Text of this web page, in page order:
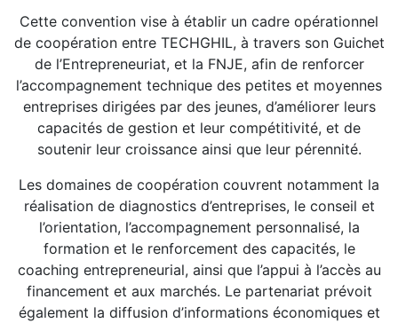
Cette convention vise à établir un cadre opérationnel
de coopération entre TECHGHIL, à travers son Guichet
de l’Entrepreneuriat, et la FNJE, afin de renforcer
l’accompagnement technique des petites et moyennes
entreprises dirigées par des jeunes, d’améliorer leurs
capacités de gestion et leur compétitivité, et de
soutenir leur croissance ainsi que leur pérennité.
Les domaines de coopération couvrent notamment la
réalisation de diagnostics d’entreprises, le conseil et
l’orientation, l’accompagnement personnalisé, la
formation et le renforcement des capacités, le
coaching entrepreneurial, ainsi que l’appui à l’accès au
financement et aux marchés. Le partenariat prévoit
également la diffusion d’informations économiques et